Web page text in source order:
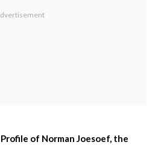
Profile of Norman Joesoef, the